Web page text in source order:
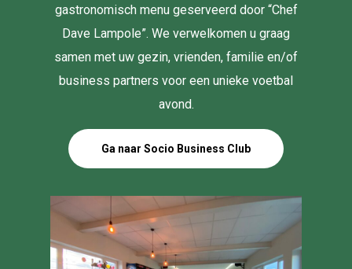
gastronomisch menu geserveerd door “Chef
Dave Lampole”. We verwelkomen u graag
samen met uw gezin, vrienden, familie en/of
business partners voor een unieke voetbal
avond.
Ga naar Socio Business Club